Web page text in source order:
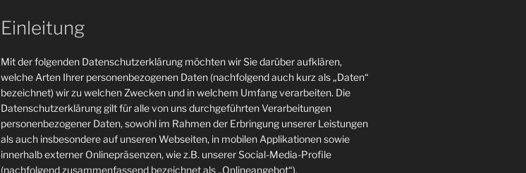
Einleitung
Mit der folgenden Datenschutzerklärung möchten wir Sie darüber aufklären,
welche Arten Ihrer personenbezogenen Daten (nachfolgend auch kurz als „Daten“
bezeichnet) wir zu welchen Zwecken und in welchem Umfang verarbeiten. Die
Datenschutzerklärung gilt für alle von uns durchgeführten Verarbeitungen
personenbezogener Daten, sowohl im Rahmen der Erbringung unserer Leistungen
als auch insbesondere auf unseren Webseiten, in mobilen Applikationen sowie
innerhalb externer Onlinepräsenzen, wie z.B. unserer Social-Media-Profile
(nachfolgend zusammenfassend bezeichnet als „Onlineangebot“).